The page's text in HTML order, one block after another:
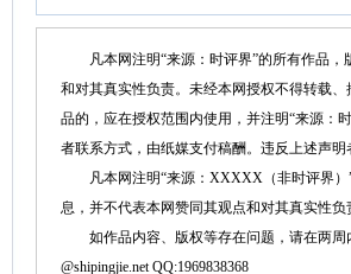
凡本网注明“来源：时评界”的所有作品，
和对其真实性负责。未经本网授权不得转载
品的，应在授权范围内使用，并注明“来源：
者联系方式，由纸媒支付稿酬。违反上述声
凡本网注明“来源：XXXXX（非时评界）”
息，并不代表本网赞同其观点和对其真实性负
如作品内容、版权等存在问题，请在两周
@shipingjie.net QQ:1969838368